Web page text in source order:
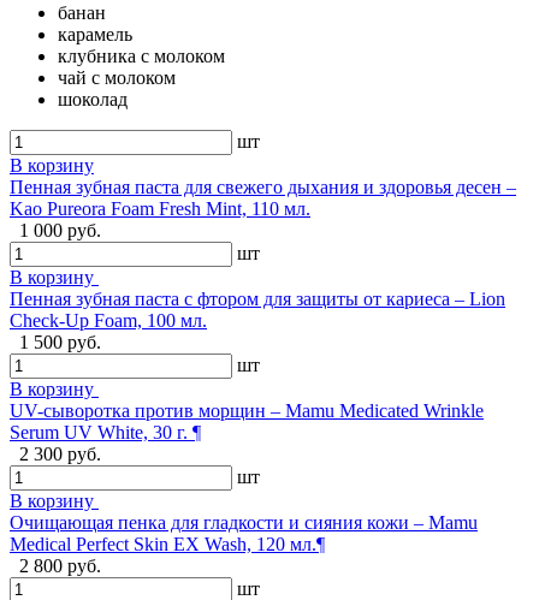
банан
карамель
клубника с молоком
чай с молоком
шоколад
шт
В корзину
Пенная зубная паста для свежего дыхания и здоровья десен –
Kao Pureora Foam Fresh Mint, 110 мл.
1 000 руб.
шт
В корзину
Пенная зубная паста с фтором для защиты от кариеса – Lion
Check-Up Foam, 100 мл.
1 500 руб.
шт
В корзину
UV-сыворотка против морщин – Mamu Medicated Wrinkle
Serum UV White, 30 г. ¶
2 300 руб.
шт
В корзину
Очищающая пенка для гладкости и сияния кожи – Mamu
Medical Perfect Skin EX Wash, 120 мл.¶
2 800 руб.
шт